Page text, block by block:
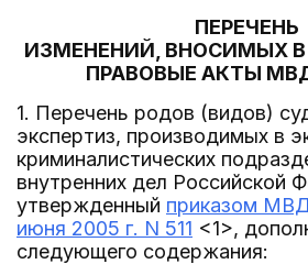
ПЕРЕЧЕНЬ
ИЗМЕНЕНИЙ, ВНОСИМЫХ
ПРАВОВЫЕ АКТЫ
1. Перечень родов (видов)
экспертиз, производимых в
криминалистических
внутренних дел Российской
утвержденный приказом
июня 2005 г. N 511 <1>,
следующего содержания: